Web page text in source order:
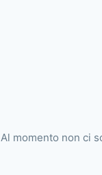
Al momento non ci